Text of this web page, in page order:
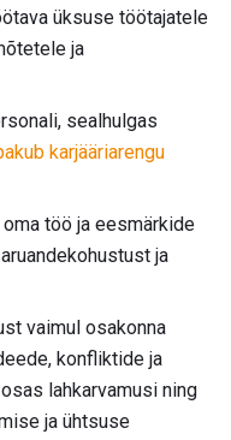
üksuse töötajatele
ja
sealhulgas
karjääriarengu
töö ja eesmärkide
ja
vaimul osakonna
konfliktide ja
lahkarvamusi ning
ja ühtsuse